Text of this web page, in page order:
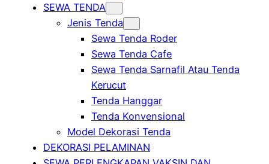
SEWA TENDA
Jenis Tenda
Sewa Tenda Roder
Sewa Tenda Cafe
Sewa Tenda Sarnafil Atau Tenda
Kerucut
Tenda Hanggar
Tenda Konvensional
Model Dekorasi Tenda
DEKORASI PELAMINAN